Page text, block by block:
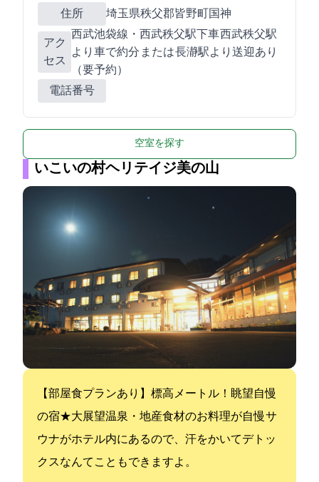
住所 埼玉県秩父郡皆野町国神1686
アク
セス
西武池袋線・西武秩父駅下車 西武秩父駅
より車で約20分 または 長瀞駅より送迎あり
（要予約）
電話番号
空室を探す
いこいの村ヘリテイジ美の山
【部屋食プランあり】標高417メートル！眺望自慢
の宿★大展望温泉・地産食材のお料理が自慢 サ
ウナがホテル内にあるので、汗をかいてデトッ
クスなんてこともできますよ。